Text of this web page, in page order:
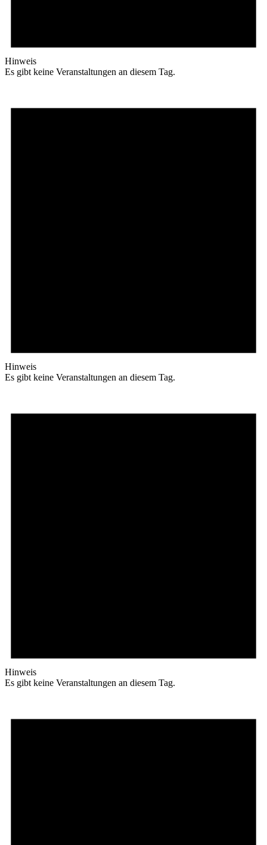
Hinweis
Es gibt keine Veranstaltungen an diesem Tag.
Hinweis
Es gibt keine Veranstaltungen an diesem Tag.
Hinweis
Es gibt keine Veranstaltungen an diesem Tag.